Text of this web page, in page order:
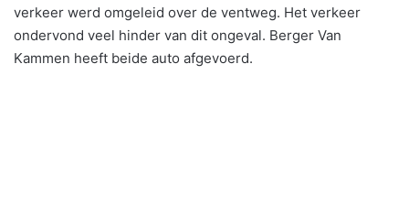
verkeer werd omgeleid over de ventweg. Het verkeer
ondervond veel hinder van dit ongeval. Berger Van
Kammen heeft beide auto afgevoerd.